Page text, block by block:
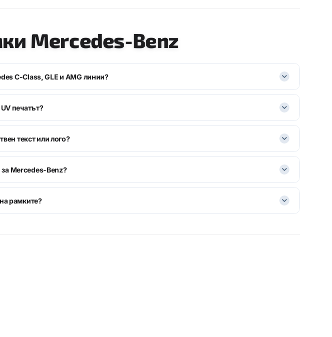
Mercedes-Benz
C-Class, GLE и AMG линии?
печатът?
текст или лого?
Mercedes-Benz?
рамките?